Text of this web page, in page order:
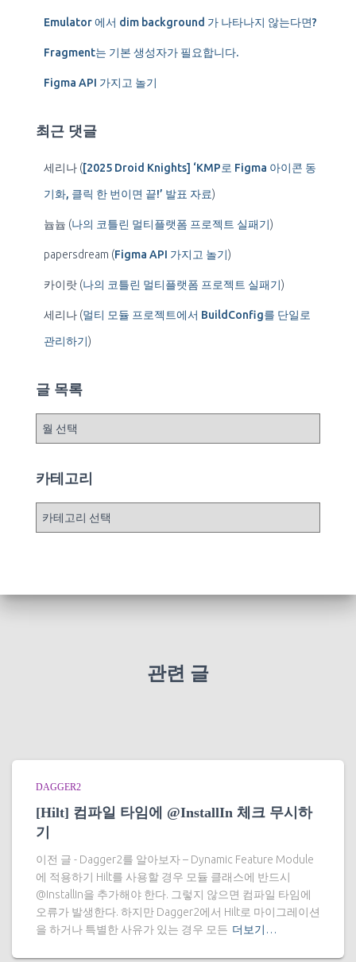
Emulator 에서 dim background 가 나타나지 않는다면?
Fragment는 기본 생성자가 필요합니다.
Figma API 가지고 놀기
최근 댓글
세리나 ([2025 Droid Knights] ‘KMP로 Figma 아이콘 동
기화, 클릭 한 번이면 끝!’ 발표 자료)
늅늅 (나의 코틀린 멀티플랫폼 프로젝트 실패기)
papersdream (Figma API 가지고 놀기)
카이랏 (나의 코틀린 멀티플랫폼 프로젝트 실패기)
세리나 (멀티 모듈 프로젝트에서 BuildConfig를 단일로
관리하기)
글 목록
카테고리
관련 글
DAGGER2
[Hilt] 컴파일 타임에 @InstallIn 체크 무시하
기
이전 글 - Dagger2를 알아보자 – Dynamic Feature Module
에 적용하기 Hilt를 사용할 경우 모듈 클래스에 반드시
@InstallIn을 추가해야 한다. 그렇지 않으면 컴파일 타임에
오류가 발생한다. 하지만 Dagger2에서 Hilt로 마이그레이션
을 하거나 특별한 사유가 있는 경우 모든 더보기…